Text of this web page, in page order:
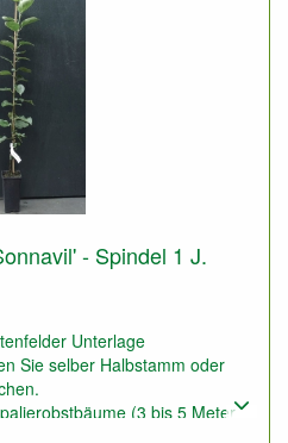
- Spindel 1 J.
Unterlage
Sie selber Halbstamm oder
(3 bis 5 Meter